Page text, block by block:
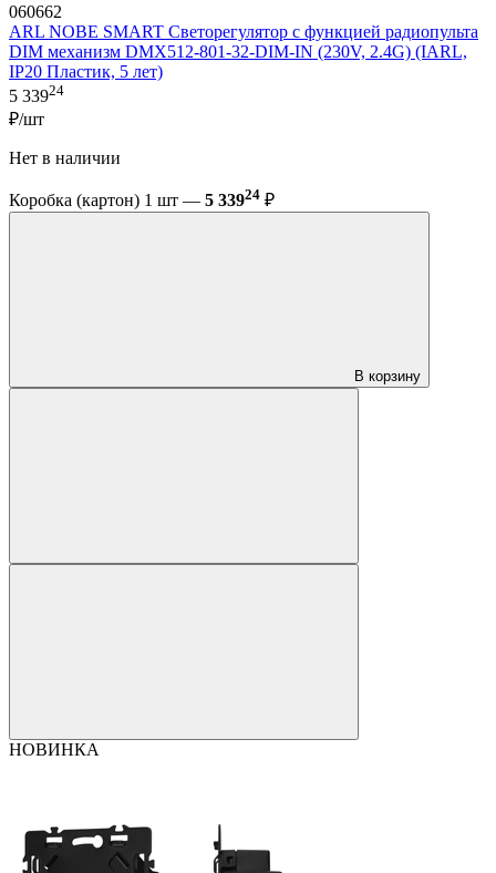
060662
ARL NOBE SMART Светорегулятор с функцией радиопульта
DIM механизм DMX512-801-32-DIM-IN (230V, 2.4G) (IARL,
IP20 Пластик, 5 лет)
5 33924
₽/шт
Нет в наличии
Коробка (картон) 1 шт — 5 33924 ₽
В корзину
НОВИНКА